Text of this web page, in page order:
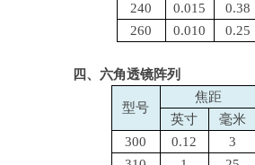
240
0.015 0.38
260
0.010 0.25
四、六角透镜阵列
型号
焦距
英寸 毫米
300
0.12 3